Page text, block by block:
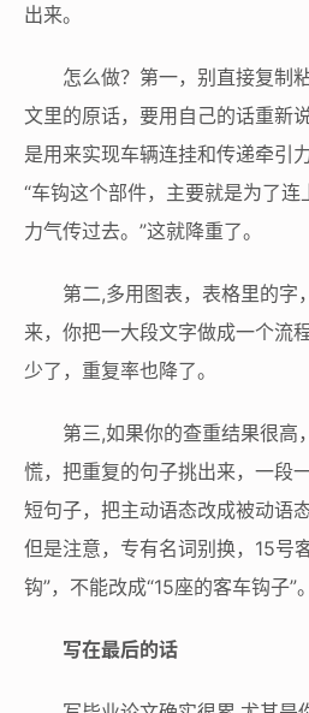
出来。
怎么做？第一，别直接复制
文里的原话，要用自己的话重新
是用来实现车辆连挂和传递牵引
“车钩这个部件，主要就是为了
力气传过去。”这就降重了。
第二,多用图表，表格里的字
来，你把一大段文字做成一个流
少了，重复率也降了。
第三,如果你的查重结果很高
慌，把重复的句子挑出来，一段
短句子，把主动语态改成被动语
但是注意，专有名词别换，15号
钩”，不能改成“15座的客车钩子”。
写在最后的话